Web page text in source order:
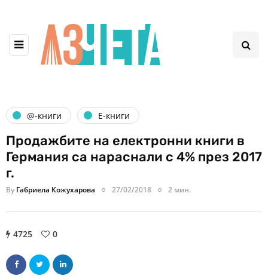
@-книги Е-книги
Продажбите на електронни книги в
Германия са нараснали с 4% през 2017
г.
By Габриела Кожухарова 27/02/2018 2 мин.
4725 0